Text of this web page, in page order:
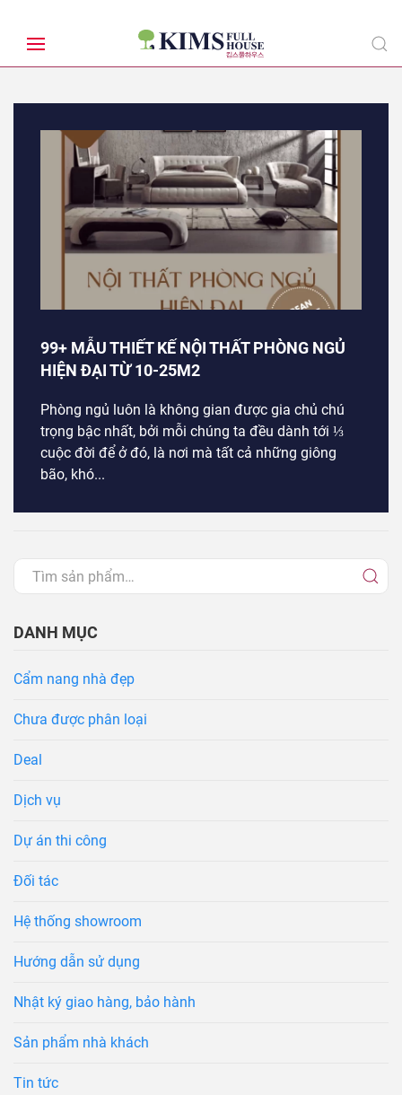
99+ MẪU THIẾT KẾ NỘI THẤT PHÒNG NGỦ
HIỆN ĐẠI TỪ 10-25M2
Phòng ngủ luôn là không gian được gia chủ chú
trọng bậc nhất, bởi mỗi chúng ta đều dành tới ⅓
cuộc đời để ở đó, là nơi mà tất cả những giông
bão, khó...
DANH MỤC
Cẩm nang nhà đẹp
Chưa được phân loại
Deal
Dịch vụ
Dự án thi công
Đối tác
Hệ thống showroom
Hướng dẫn sử dụng
Nhật ký giao hàng, bảo hành
Sản phẩm nhà khách
Tin tức